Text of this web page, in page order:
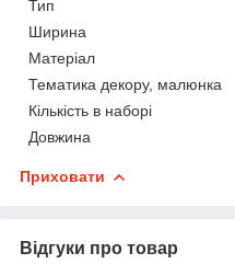
Тип
Ширина
Матеріал
Тематика декору, малюнка
Кількість в наборі
Довжина
Приховати
Відгуки про товар